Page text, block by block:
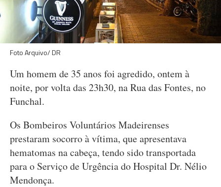
Foto Arquivo/ DR
Um homem de 35 anos foi agredido, ontem à
noite, por volta das 23h30, na Rua das Fontes, no
Funchal.
Os Bombeiros Voluntários Madeirenses
prestaram socorro à vítima, que apresentava
hematomas na cabeça, tendo sido transportada
para o Serviço de Urgência do Hospital Dr. Nélio
Mendonça.